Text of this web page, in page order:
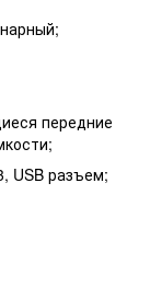
передние
USB разъем;